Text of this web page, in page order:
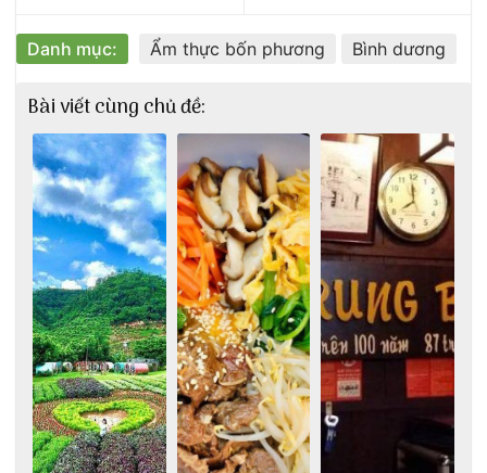
Danh mục: Ẩm thực bốn phương Bình dương
Bài viết cùng chủ đề: